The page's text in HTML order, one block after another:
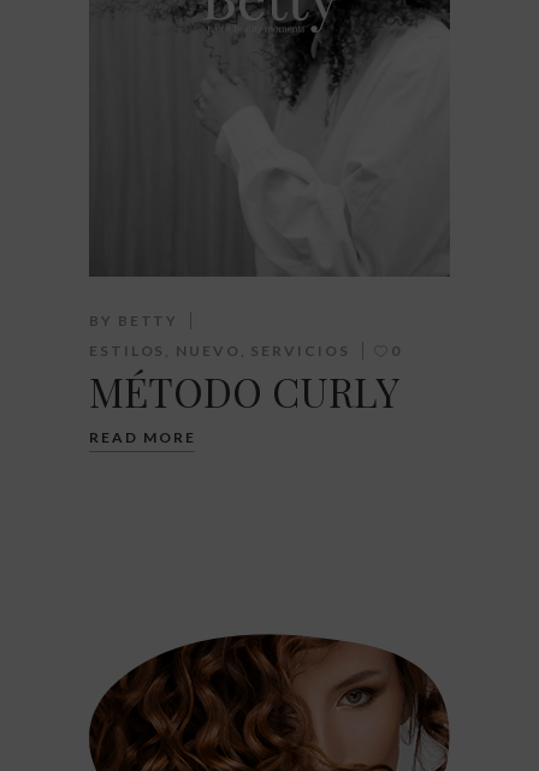
BY BETTY
ESTILOS , NUEVO , SERVICIOS 0
MÉTODO CURLY
READ MORE